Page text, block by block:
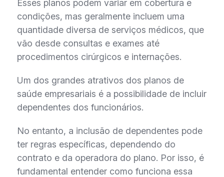
Esses planos podem variar em cobertura e
condições, mas geralmente incluem uma
quantidade diversa de serviços médicos, que
vão desde consultas e exames até
procedimentos cirúrgicos e internações.
Um dos grandes atrativos dos planos de
saúde empresariais é a possibilidade de incluir
dependentes dos funcionários.
No entanto, a inclusão de dependentes pode
ter regras específicas, dependendo do
contrato e da operadora do plano. Por isso, é
fundamental entender como funciona essa